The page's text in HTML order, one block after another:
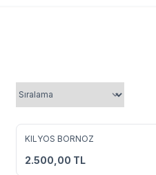
KILYOS BORNOZ
2.500,00 TL